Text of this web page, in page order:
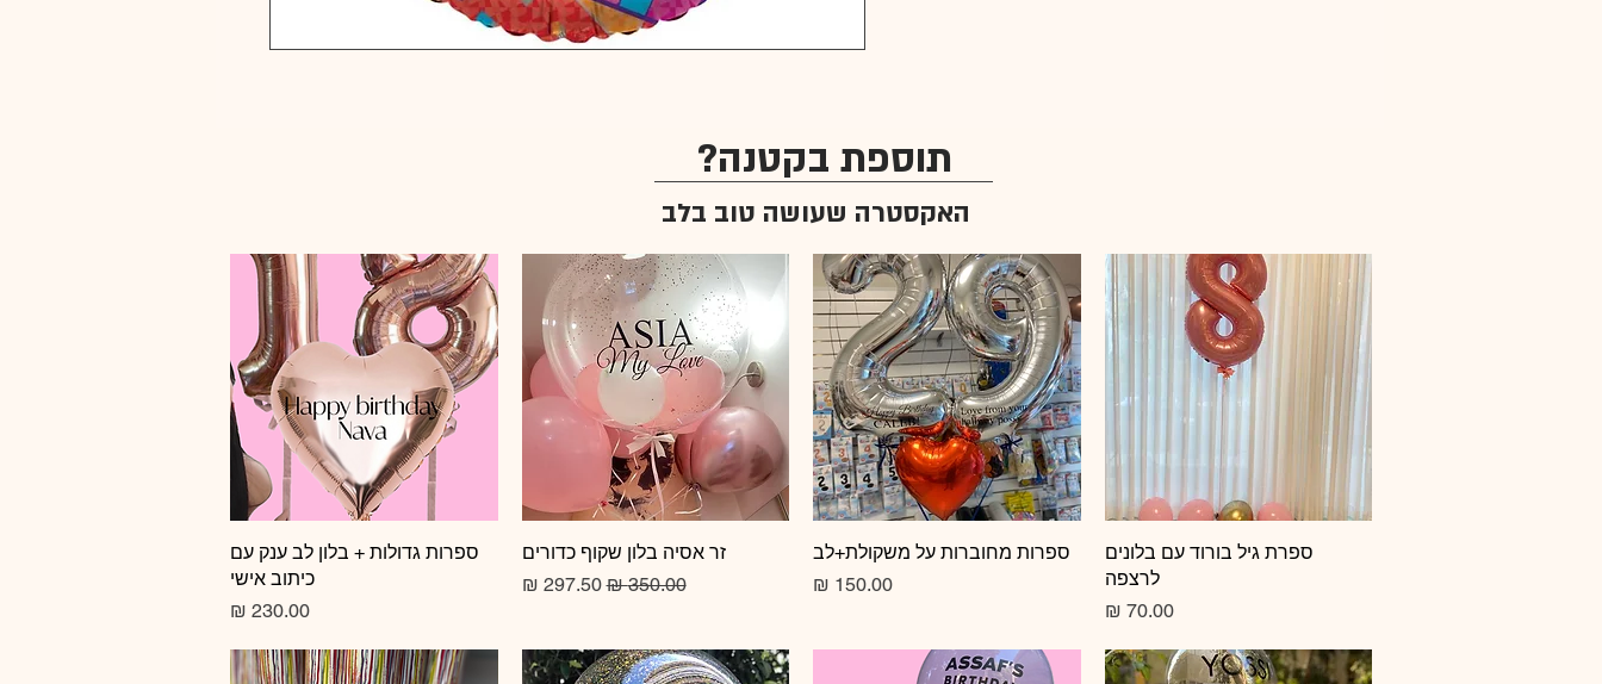
תוספת בקטנה?
האקסטרה שעושה טוב בלב
תצוגה מהירה
ספרת גיל בורוד עם בלונים
לרצפה
מחיר‏70.00 ‏₪
תצוגה מהירה
ספרות מחוברות על משקולת+לב
מחיר
תצוגה מהירה
זר אסיה בלון שקוף כדורים
מחיר רגיל‏350.00 ‏₪ מחיר מבצע‏297.50 ‏₪
תצוגה מהירה
ספרות גדולות + בלון לב ענק עם
כיתוב אישי
מחיר